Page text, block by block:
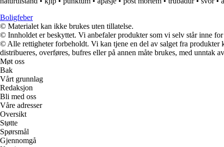
Boligfeber
© Materialet kan ikke brukes uten tillatelse.
© Innholdet er beskyttet. Vi anbefaler produkter som vi selv står inne
© Alle rettigheter forbeholdt. Vi kan tjene en del av salget fra produkter
distribueres, overføres, bufres eller på annen måte brukes, med unntak
Møt oss
Bak
Vårt grunnlag
Redaksjon
Bli med oss
Våre adresser
Oversikt
Støtte
Spørsmål
Gjennomgå